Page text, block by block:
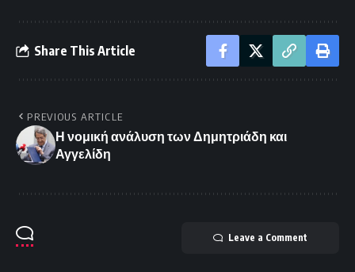
Share This Article
PREVIOUS ARTICLE
Η νομική ανάλυση των Δημητριάδη και
Αγγελίδη
Leave a Comment